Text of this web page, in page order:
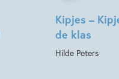
Kipjes –
de klas
Hilde Peters